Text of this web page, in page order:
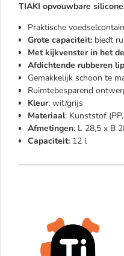
TIAKI opvouwbare
Praktische
Grote capaciteit: biedt
Met kijkvenster in het
Afdichtende rubberen
Gemakkelijk schoon te
Ruimtebesparend
Kleur: wit/grijs
Materiaal: Kunststof
Afmetingen: L 28,5 x B
Capaciteit: 12 l